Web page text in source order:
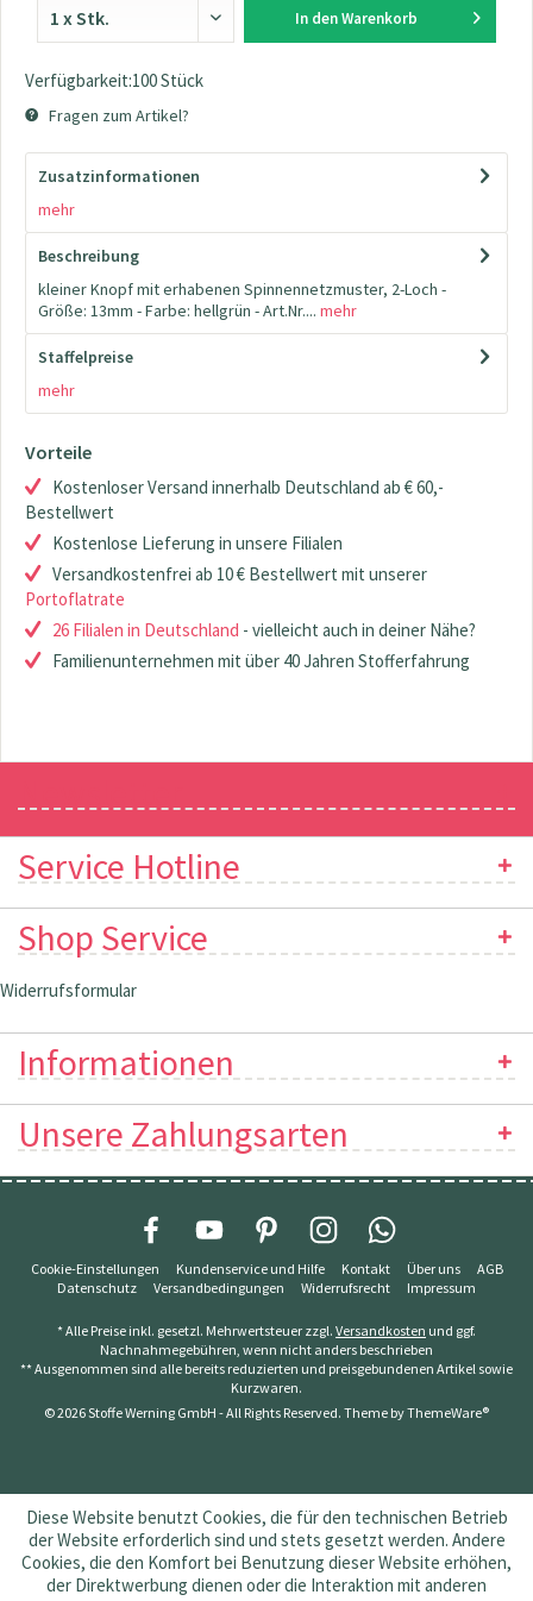
In den Warenkorb
Verfügbarkeit:100 Stück
Fragen zum Artikel?
Zusatzinformationen
mehr
Beschreibung
kleiner Knopf mit erhabenen Spinnennetzmuster, 2-Loch -
Größe: 13mm - Farbe: hellgrün - Art.Nr.... mehr
Staffelpreise
mehr
Vorteile
Kostenloser Versand innerhalb Deutschland ab € 60,-
Bestellwert
Kostenlose Lieferung in unsere Filialen
Versandkostenfrei ab 10 € Bestellwert mit unserer
Portoflatrate
26 Filialen in Deutschland - vielleicht auch in deiner Nähe?
Familienunternehmen mit über 40 Jahren Stofferfahrung
Service Hotline
Shop Service
Widerrufsformular
Informationen
Unsere Zahlungsarten
Cookie-Einstellungen Kundenservice und Hilfe Kontakt Über uns
AGB
Datenschutz
Versandbedingungen Widerrufsrecht Impressum
* Alle Preise inkl. gesetzl. Mehrwertsteuer zzgl. Versandkosten und ggf.
Nachnahmegebühren, wenn nicht anders beschrieben
** Ausgenommen sind alle bereits reduzierten und preisgebundenen Artikel sowie
Kurzwaren.
© 2026 Stoffe Werning GmbH - All Rights Reserved. Theme byThemeWare®
Diese Website benutzt Cookies, die für den technischen Betrieb
der Website erforderlich sind und stets gesetzt werden. Andere
Cookies, die den Komfort bei Benutzung dieser Website erhöhen,
der Direktwerbung dienen oder die Interaktion mit anderen